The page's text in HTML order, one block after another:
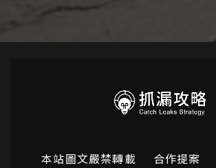
本站圖文嚴禁轉載 合作提案